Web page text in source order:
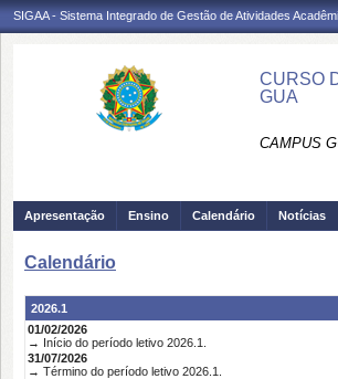
SIGAA - Sistema Integrado de Gestão de Atividades
CURSO
GUA
CAMPUS
Apresentação Ensino Calendário Notícias
Calendário
2026.1
01/02/2026
→ Início do período letivo 2026.1.
31/07/2026
→ Término do período letivo 2026.1.